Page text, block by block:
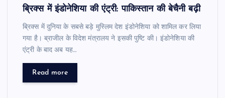
ब्रिक्स में इंडोनेशिया की एंट्री: पाकिस्तान की बेचैनी बढ़ी
ब्रिक्स में दुनिया के सबसे बड़े मुस्लिम देश इंडोनेशिया को शामिल कर लिया
गया है। ब्राजील के विदेश मंत्रालय ने इसकी पुष्टि की। इंडोनेशिया की
एंट्री के बाद अब यह…
Read more